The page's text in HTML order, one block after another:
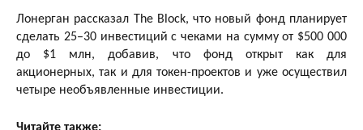
Лонерган рассказал The Block, что новый фонд планирует
сделать 25–30 инвестиций с чеками на сумму от $500 000
до $1 млн, добавив, что фонд открыт как для
акционерных, так и для токен-проектов и уже осуществил
четыре необъявленные инвестиции.